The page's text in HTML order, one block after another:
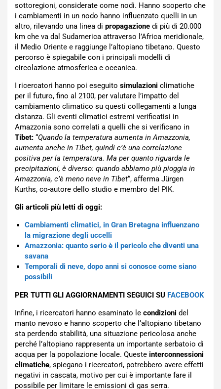
sottoregioni, considerate come nodi. Hanno scoperto che
i cambiamenti in un nodo hanno influenzato quelli in un
altro, rilevando una linea di propagazione di più di 20.000
km che va dal Sudamerica attraverso l’Africa meridionale,
il Medio Oriente e raggiunge l’altopiano tibetano. Questo
percorso è spiegabile con i principali modelli di
circolazione atmosferica e oceanica.
I ricercatori hanno poi eseguito simulazioni climatiche
per il futuro, fino al 2100, per valutare l’impatto del
cambiamento climatico su questi collegamenti a lunga
distanza. Gli eventi climatici estremi verificatisi in
Amazzonia sono correlati a quelli che si verificano in
Tibet: “Quando la temperatura aumenta in Amazzonia,
aumenta anche in Tibet, quindi c’è una correlazione
positiva per la temperatura. Ma per quanto riguarda le
precipitazioni, è diverso: quando abbiamo più pioggia in
Amazzonia, c’è meno neve in Tibet“, afferma Jürgen
Kurths, co-autore dello studio e membro del PIK.
Gli articoli più letti di oggi:
Cambiamenti climatici, in Gran Bretagna influenzano
la migrazione degli uccelli
Amazzonia: quanto serio è il pericolo che diventi una
savana
Temporali di neve, dopo anni si conosce come siano
possibili
PER TUTTI GLI AGGIORNAMENTI SEGUICI SU FACEBOOK
Infine, i ricercatori hanno esaminato le condizioni del
manto nevoso e hanno scoperto che l’altopiano tibetano
sta perdendo stabilità, una situazione pericolosa anche
perché l’altopiano rappresenta un importante serbatoio di
acqua per la popolazione locale. Queste interconnessioni
climatiche, spiegano i ricercatori, potrebbero avere effetti
negativi in cascata, motivo per cui è importante fare il
possibile per limitare le emissioni di gas serra.